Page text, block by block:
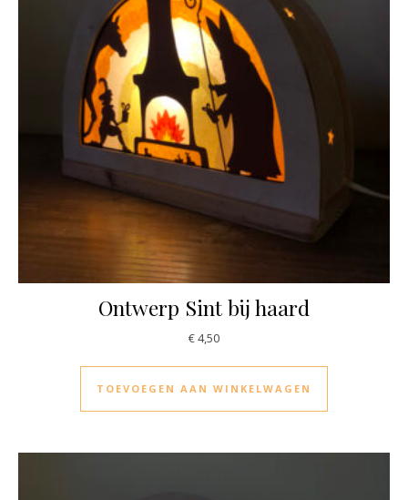
Ontwerp Sint bij haard
€4,50
TOEVOEGEN AAN WINKELWAGEN